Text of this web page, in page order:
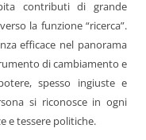
contributi di grande
la funzione “ricerca”.
efficace nel panorama
di cambiamento e
spesso ingiuste e
si riconosce in ogni
e tessere politiche.